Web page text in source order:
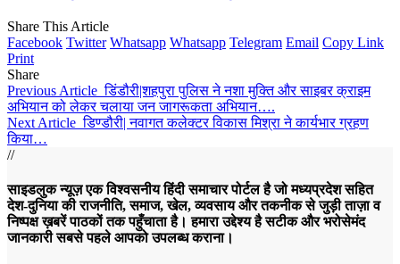
Share This Article
Facebook Twitter Whatsapp Whatsapp Telegram Email Copy Link
Print
Share
Previous Article डिंडौरी|शहपुरा पुलिस ने नशा मुक्ति और साइबर क्राइम
अभियान को लेकर चलाया जन जागरूकता अभियान….
Next Article डिण्डौरी| नवागत कलेक्टर विकास मिश्रा ने कार्यभार ग्रहण
किया…
//
साइडलुक न्यूज़ एक विश्वसनीय हिंदी समाचार पोर्टल है जो मध्यप्रदेश सहित
देश-दुनिया की राजनीति, समाज, खेल, व्यवसाय और तकनीक से जुड़ी ताज़ा व
निष्पक्ष ख़बरें पाठकों तक पहुँचाता है। हमारा उद्देश्य है सटीक और भरोसेमंद
जानकारी सबसे पहले आपको उपलब्ध कराना।